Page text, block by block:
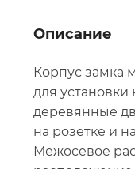
Описание
Корпус замка
для
деревянные
на розетке и
Межосевое